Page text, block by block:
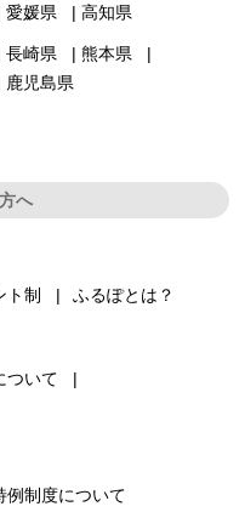
愛媛県 高知県
長崎県
熊本県
鹿児島県
へ
ト制 ふるぽとは？
ついて
例制度について